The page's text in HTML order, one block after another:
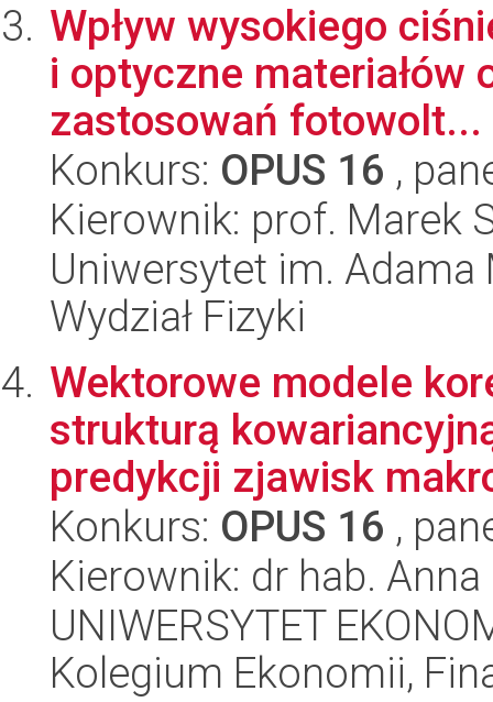
Wpływ wysokiego
i optyczne
zastosowań fotowolt...
Konkurs: OPUS 16 ,
Kierownik: prof. Marek
Uniwersytet im.
Wydział Fizyki
Wektorowe modele
strukturą
predykcji zjawisk
Konkurs: OPUS 16 ,
Kierownik: dr hab. Anna
UNIWERSYTET
Kolegium Ekonomii,